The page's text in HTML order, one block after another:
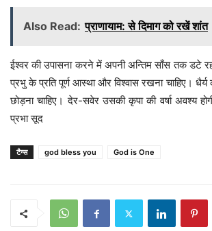
Also Read: प्राणायाम: से दिमाग को रखें शांत
ईश्वर की उपासना करने में अपनी अन्तिम साँस तक डटे
प्रभु के प्रति पूर्ण आस्था और विश्वास रखना चाहिए।
छोड़ना चाहिए। देर-सवेर उसकी कृपा की वर्षा अवश्य
प्रभा सूद
टैग्स god bless you God is One